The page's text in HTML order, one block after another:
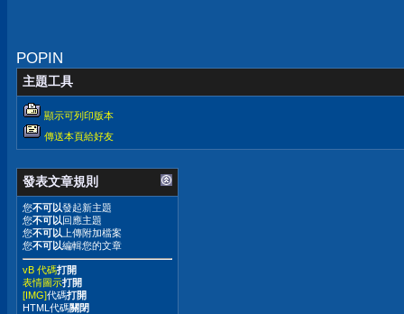
POPIN
主題工具
顯示可列印版本
傳送本頁給好友
發表文章規則
您不可以發起新主題
您不可以 回應主題
您不可以 上傳附加檔案
您不可以編輯您的文章
vB 代碼打開
表情圖示打開
[IMG]代碼打開
HTML代碼關閉